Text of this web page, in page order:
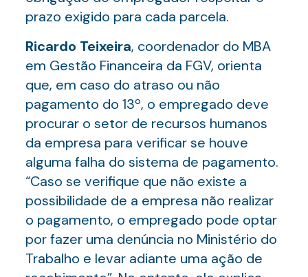
prazo exigido para cada parcela.
Ricardo Teixeira, coordenador do MBA
em Gestão Financeira da FGV, orienta
que, em caso do atraso ou não
pagamento do 13º, o empregado deve
procurar o setor de recursos humanos
da empresa para verificar se houve
alguma falha do sistema de pagamento.
“Caso se verifique que não existe a
possibilidade de a empresa não realizar
o pagamento, o empregado pode optar
por fazer uma denúncia no Ministério do
Trabalho e levar adiante uma ação de